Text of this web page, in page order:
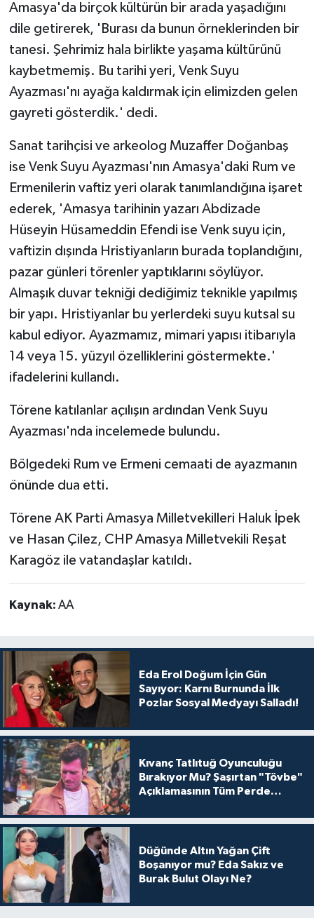
Amasya'da birçok kültürün bir arada yaşadığını
dile getirerek, 'Burası da bunun örneklerinden bir
tanesi. Şehrimiz hala birlikte yaşama kültürünü
kaybetmemiş. Bu tarihi yeri, Venk Suyu
Ayazması'nı ayağa kaldırmak için elimizden gelen
gayreti gösterdik.' dedi.
Sanat tarihçisi ve arkeolog Muzaffer Doğanbaş
ise Venk Suyu Ayazması'nın Amasya'daki Rum ve
Ermenilerin vaftiz yeri olarak tanımlandığına işaret
ederek, 'Amasya tarihinin yazarı Abdizade
Hüseyin Hüsameddin Efendi ise Venk suyu için,
vaftizin dışında Hristiyanların burada toplandığını,
pazar günleri törenler yaptıklarını söylüyor.
Almaşık duvar tekniği dediğimiz teknikle yapılmış
bir yapı. Hristiyanlar bu yerlerdeki suyu kutsal su
kabul ediyor. Ayazmamız, mimari yapısı itibarıyla
14 veya 15. yüzyıl özelliklerini göstermekte.'
ifadelerini kullandı.
Törene katılanlar açılışın ardından Venk Suyu
Ayazması'nda incelemede bulundu.
Bölgedeki Rum ve Ermeni cemaati de ayazmanın
önünde dua etti.
Törene AK Parti Amasya Milletvekilleri Haluk İpek
ve Hasan Çilez, CHP Amasya Milletvekili Reşat
Karagöz ile vatandaşlar katıldı.
Kaynak: AA
Eda Erol Doğum İçin Gün
Sayıyor: Karnı Burnunda İlk
Pozlar Sosyal Medyayı Salladı!
Kıvanç Tatlıtuğ Oyunculuğu
Bırakıyor Mu? Şaşırtan "Tövbe"
Açıklamasının Tüm Perde
Düğünde Altın Yağan Çift
Boşanıyor mu? Eda Sakız ve
Burak Bulut Olayı Ne?